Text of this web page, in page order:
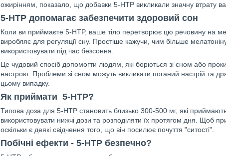
ожирінням, показало, що добавки 5-HTP викликали значну втрату
5-HTP допомагає забезпечити здоровий сон
Коли ви приймаєте 5-HTP, ваше тіло перетворює цю речовину на
виробляє для регуляції сну. Простіше кажучи, чим більше
використовувати під час безсоння.
Це чудовий спосіб допомогти людям, які борються зі сном або
настрою. Проблеми зі сном можуть викликати поганий настрій та
цьому випадку.
Як приймати 5-HTP?
Типова доза для 5-HTP становить близько 300-500 мг, які
використовувати нижчі дози та розподіляти їх протягом дня. Щоб
оскільки є деякі свідчення того, що він посилює почуття "ситості".
Побічні ефекти - 5-HTP безпечно?